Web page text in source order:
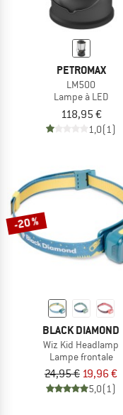
PETROMAX
LM500
Lampe à LED
118,95 €
1,0(1)
-20 %
BLACK DIAMOND
Wiz Kid Headlamp
Lampe frontale
24,95 € 19,96 €
5,0(1)